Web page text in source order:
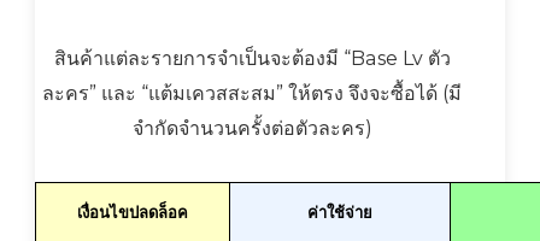
สินค้าแต่ละรายการจำเป็นจะต้องมี “Base Lv ตัว
ละคร” และ “แต้มเควสสะสม” ให้ตรง จึงจะซื้อได้ (มี
จำกัดจำนวนครั้งต่อตัวละคร)
เงื่อนไขปลดล็อค ค่าใช้จ่าย